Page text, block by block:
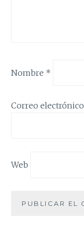
Nombre *
Correo electrónico
Web